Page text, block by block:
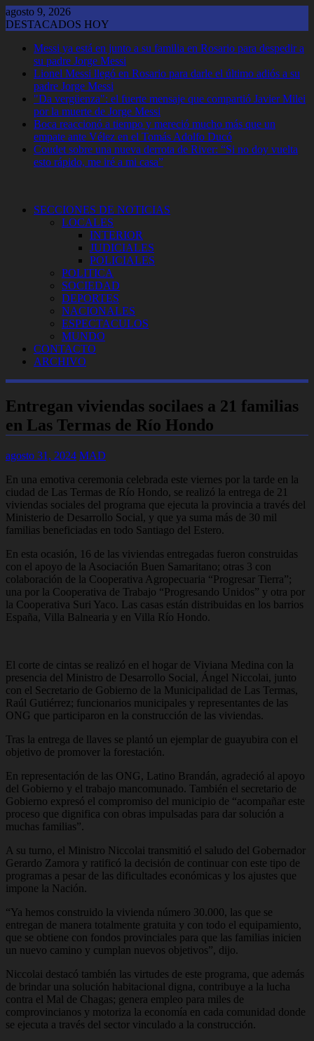
Saltar
al
agosto 9, 2026
DESTACADOS HOY
Messi ya está en junto a su familia en Rosario para despedir a
su padre Jorge Messi
Lionel Messi llegó en Rosario para darle el último adiós a su
padre Jorge Messi
"Da vergüenza": el fuerte mensaje que compartió Javier Milei
por la muerte de Jorge Messi
Boca reaccionó a tiempo y mereció mucho más que un
empate ante Vélez en el Tomás Adolfo Ducó
Coudet sobre una nueva derrota de River: “Si no doy vuelta
esto rápido, me iré a mi casa”
SECCIONES DE NOTICIAS
LOCALES
INTERIOR
JUDICIALES
POLICIALES
POLITICA
SOCIEDAD
DEPORTES
NACIONALES
ESPECTACULOS
MUNDO
CONTACTO
ARCHIVO
Entregan viviendas socilaes a 21 familias
en Las Termas de Río Hondo
agosto 31, 2024 MAD
En una emotiva ceremonia celebrada este viernes por la tarde en la
ciudad de Las Termas de Río Hondo, se realizó la entrega de 21
viviendas sociales del programa que ejecuta la provincia a través del
Ministerio de Desarrollo Social, y que ya suma más de 30 mil
familias beneficiadas en todo Santiago del Estero.
En esta ocasión, 16 de las viviendas entregadas fueron construidas
con el apoyo de la Asociación Buen Samaritano; otras 3 con
colaboración de la Cooperativa Agropecuaria “Progresar Tierra”;
una por la Cooperativa de Trabajo “Progresando Unidos” y otra por
la Cooperativa Suri Yaco. Las casas están distribuidas en los barrios
España, Villa Balnearia y en Villa Río Hondo.
El corte de cintas se realizó en el hogar de Viviana Medina con la
presencia del Ministro de Desarrollo Social, Ángel Niccolai, junto
con el Secretario de Gobierno de la Municipalidad de Las Termas,
Raúl Gutiérrez; funcionarios municipales y representantes de las
ONG que participaron en la construcción de las viviendas.
Tras la entrega de llaves se plantó un ejemplar de guayubira con el
objetivo de promover la forestación.
En representación de las ONG, Latino Brandán, agradeció al apoyo
del Gobierno y el trabajo mancomunado. También el secretario de
Gobierno expresó el compromiso del municipio de “acompañar este
proceso que dignifica con obras impulsadas para dar solución a
muchas familias”.
A su turno, el Ministro Niccolai transmitió el saludo del Gobernador
Gerardo Zamora y ratificó la decisión de continuar con este tipo de
programas a pesar de las dificultades económicas y los ajustes que
impone la Nación.
“Ya hemos construido la vivienda número 30.000, las que se
entregan de manera totalmente gratuita y con todo el equipamiento,
que se obtiene con fondos provinciales para que las familias inicien
un nuevo camino y cumplan nuevos objetivos”, dijo.
Niccolai destacó también las virtudes de este programa, que además
de brindar una solución habitacional digna, contribuye a la lucha
contra el Mal de Chagas; genera empleo para miles de
comprovincianos y motoriza la economía en cada comunidad donde
se ejecuta a través del sector vinculado a la construcción.